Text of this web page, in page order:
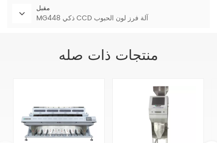
مقبل
MG448 ذكي CCD آلة فرز لون الحبوب
منتجات ذات صله